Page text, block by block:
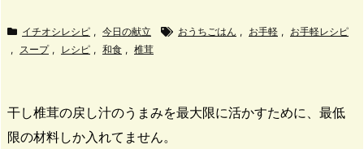
イチオシレシピ , 今日の献立 おうちごはん , お手軽 , お手軽レシピ
, スープ , レシピ , 和食 , 椎茸
干し椎茸の戻し汁のうまみを最大限に活かすために、最低
限の材料しか入れてません。